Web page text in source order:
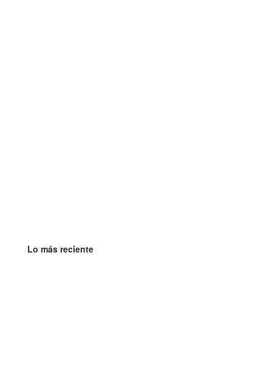
Lo más reciente